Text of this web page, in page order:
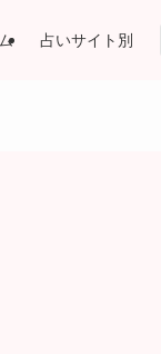
占いサイト別